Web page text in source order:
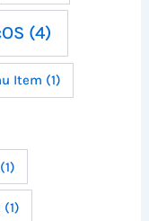
(4)
Item (1)
(1)